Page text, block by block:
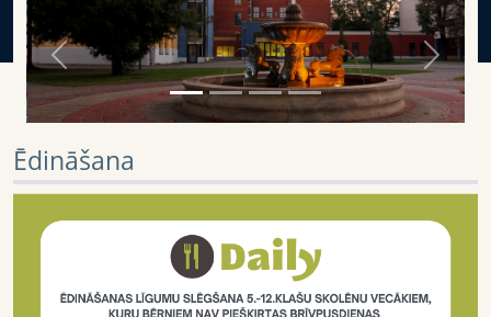
Previous Next
Ēdināšana